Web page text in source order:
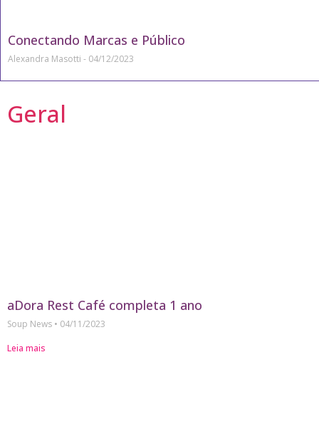
Conectando Marcas e Público
Alexandra Masotti 04/12/2023
Geral
aDora Rest Café completa 1 ano
Soup News
04/11/2023
Leia mais